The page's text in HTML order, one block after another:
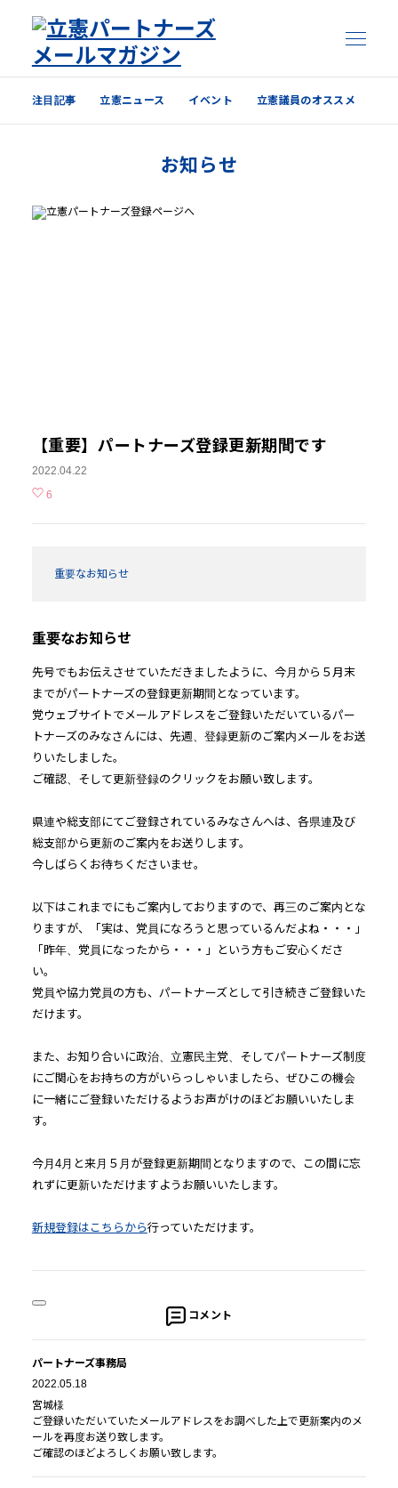
イベント
注目記事 立憲ニュース イベント 立憲議員のオススメ
お知らせ
【重要】パートナーズ登録更新期間です
2022.04.22
6
重要なお知らせ
重要なお知らせ
先号でもお伝えさせていただきましたように、今月から５月末
までがパートナーズの登録更新期間となっています。
党ウェブサイトでメールアドレスをご登録いただいているパー
トナーズのみなさんには、先週、登録更新のご案内メールをお送
りいたしました。
ご確認、そして更新登録のクリックをお願い致します。
県連や総支部にてご登録されているみなさんへは、各県連及び
総支部から更新のご案内をお送りします。
今しばらくお待ちくださいませ。
以下はこれまでにもご案内しておりますので、再三のご案内とな
りますが、「実は、党員になろうと思っているんだよね・・・」
「昨年、党員になったから・・・」という方もご安心くださ
い。
党員や協力党員の方も、パートナーズとして引き続きご登録いた
だけます。
また、お知り合いに政治、立憲民主党、そしてパートナーズ制度
にご関心をお持ちの方がいらっしゃいましたら、ぜひこの機会
に一緒にご登録いただけるようお声がけのほどお願いいたしま
す。
今月4月と来月５月が登録更新期間となりますので、この間に忘
れずに更新いただけますようお願いいたします。
新規登録はこちらから行っていただけます。
コメント
パートナーズ事務局
2022.05.18
宮城様
ご登録いただいていたメールアドレスをお調べした上で更新案内のメ
ールを再度お送り致します。
ご確認のほどよろしくお願い致します。